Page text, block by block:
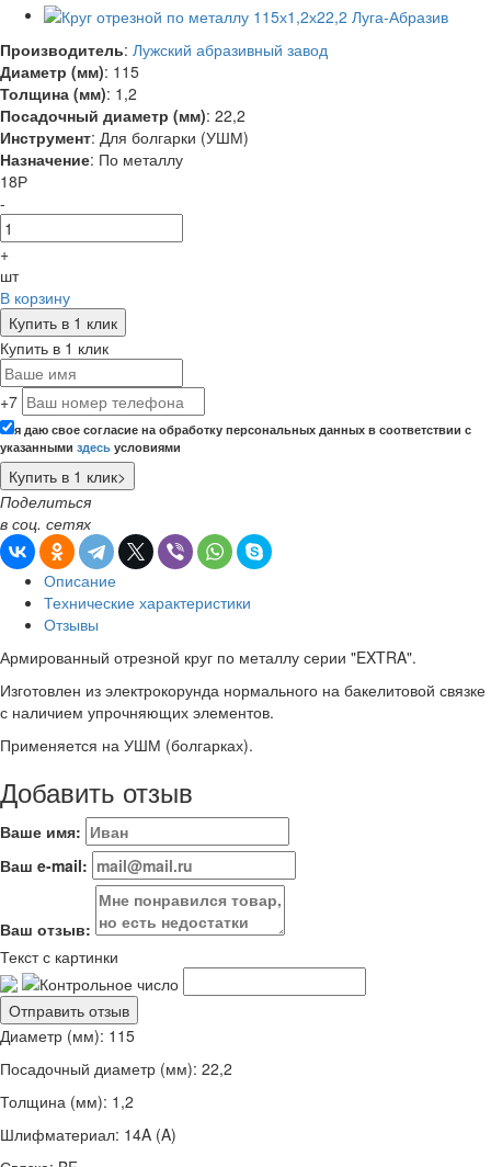
Производитель: Лужский абразивный завод
Диаметр (мм): 115
Толщина (мм): 1,2
Посадочный диаметр (мм): 22,2
Инструмент: Для болгарки (УШМ)
Назначение: По металлу
18Р
-
+
шт
В корзину
Купить в 1 клик
Купить в 1 клик
+7
я даю свое согласие на обработку персональных данных в соответствии с
указанными здесь условиями
Поделиться
в соц. сетях
Описание
Технические характеристики
Отзывы
Армированный отрезной круг по металлу серии "EXTRA".
Изготовлен из электрокорунда нормального на бакелитовой связке
с наличием упрочняющих элементов.
Применяется на УШМ (болгарках).
Добавить отзыв
Ваше имя:
Ваш e-mail:
Ваш отзыв:
Текст с картинки
Диаметр (мм): 115
Посадочный диаметр (мм): 22,2
Толщина (мм): 1,2
Шлифматериал: 14A (A)